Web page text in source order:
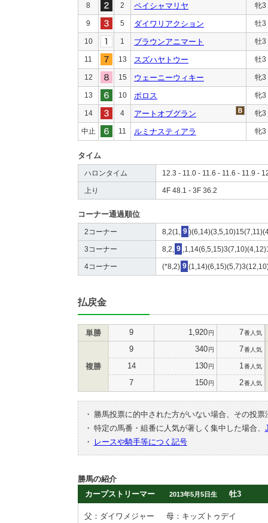
8 2 ペイシャマリヤ 牝3
9 5 ダイワリアクション 牡3
10 1 ブラウンアニマート 牡3
11 13 スズハヤトウー 牡3
12 15 ウェーニーウィキー 牝3
13 10 ポロス 牝3
14 4 アートオブグラン 牝3
中止 11 ルミナスティアラ 牝3
タイム
ハロンタイム 12.3 - 11.0 - 11.6 - 11.6 - 11.9 -
上り 4F 48.1 - 3F 36.2
コーナー通過順位
2コーナー 8,2(1, 9
3コーナー 8,2, 9
4コーナー (*8,2) 9
払戻金
単勝 9 1,920円 7番人気
複勝
9 340円 7番人気
14 130円 1 番人気
7 150円 2番人気
・
勝馬投票に的中された方がいない場合、その投
・ 特定の馬番・組番に人気が著しく集中した場合、
・
レースや騎手等につく記号
勝馬の紹介
カープストリーマー
2013年5月5日生 牡3
父：ダイワメジャー
母：キッズトゥデイ